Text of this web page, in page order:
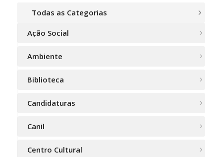
Todas as Categorias
Ação Social
Ambiente
Biblioteca
Candidaturas
Canil
Centro Cultural